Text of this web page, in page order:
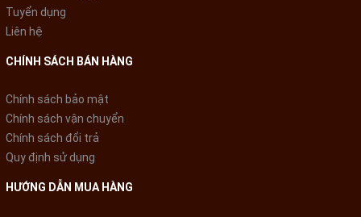
Tuyển dụng
Liên hệ
CHÍNH SÁCH BÁN HÀNG
Chính sách bảo mật
Chính sách vận chuyển
Chính sách đổi trả
Quy định sử dụng
HƯỚNG DẪN MUA HÀNG